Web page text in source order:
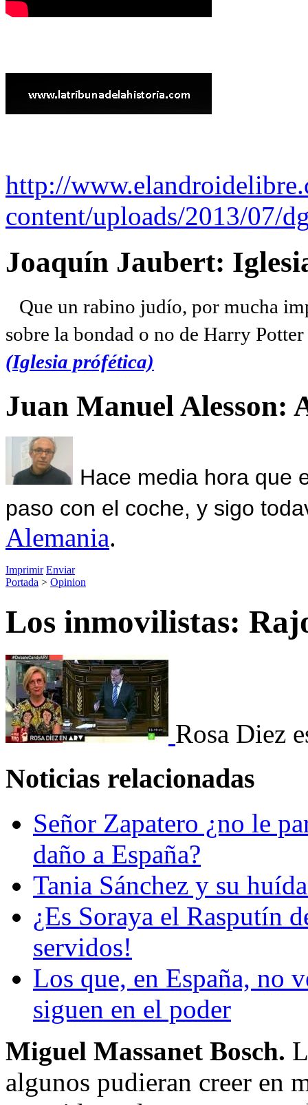
http://
content/uploads/2013/07/
Joaquín Jaubert:
Que un rabino judío, por mucha
sobre la bondad o no de Harry
(Iglesia prófética)
Juan Manuel Alesson:
Hace media hora que
paso con el coche, y sigo
Alemania.
Imprimir Enviar
Portada > Opinion
Los inmovilistas:
Rosa Diez
Noticias relacionadas
Señor Zapatero ¿no le
daño a España?
Tania Sánchez y su
¿Es Soraya el Rasputín
servidos!
Los que, en España, no
siguen en el poder
Miguel Massanet Bosch.
algunos pudieran creer en